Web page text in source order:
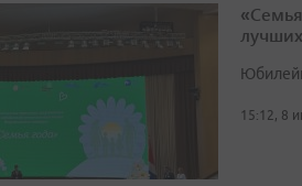
лучших
15:12, 8